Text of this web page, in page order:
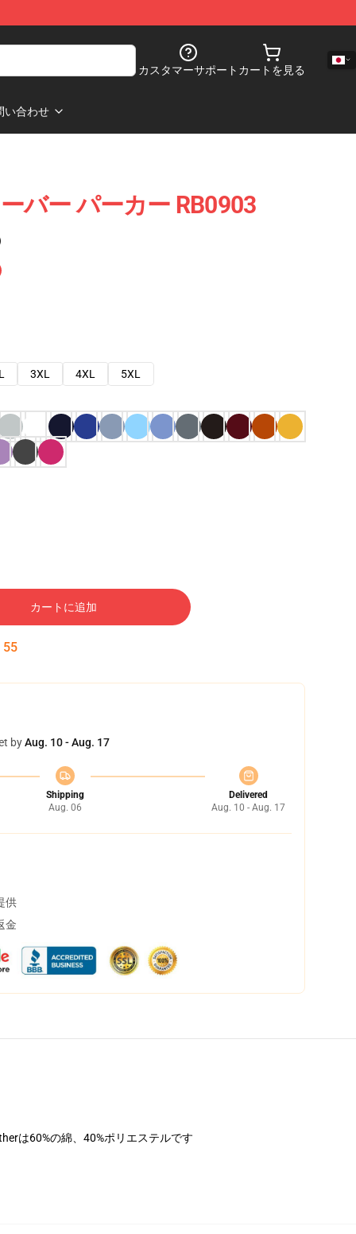
カスタマーサポート カートを見る
い合わせ
バー パーカー RB0903
3XL 4XL
5XL
カートに追加
54
byAug. 10 - Aug. 17
Shipping
Aug. 06
Delivered
Aug. 10 - Aug. 17
供
金
は60%の綿、40%ポリエステルです